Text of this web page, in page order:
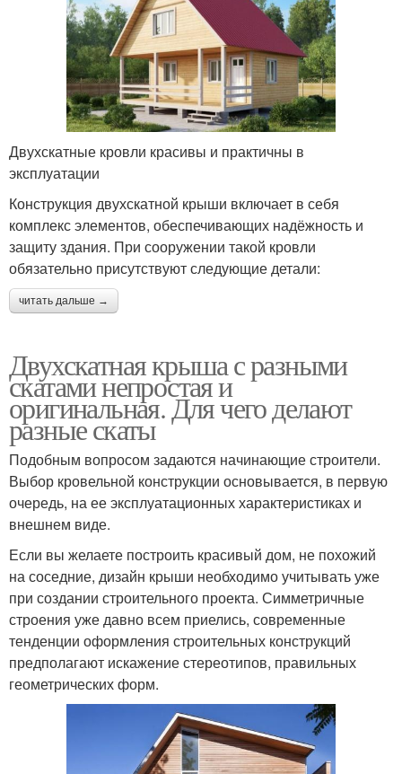
Двухскатные кровли красивы и практичны в
эксплуатации
Конструкция двухскатной крыши включает в себя
комплекс элементов, обеспечивающих надёжность и
защиту здания. При сооружении такой кровли
обязательно присутствуют следующие детали:
читать дальше →
Двухскатная крыша с разными
скатами непростая и
оригинальная. Для чего делают
разные скаты
Подобным вопросом задаются начинающие строители.
Выбор кровельной конструкции основывается, в первую
очередь, на ее эксплуатационных характеристиках и
внешнем виде.
Если вы желаете построить красивый дом, не похожий
на соседние, дизайн крыши необходимо учитывать уже
при создании строительного проекта. Симметричные
строения уже давно всем приелись, современные
тенденции оформления строительных конструкций
предполагают искажение стереотипов, правильных
геометрических форм.